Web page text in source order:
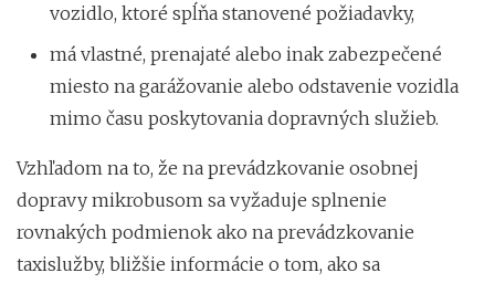
vozidlo, ktoré spĺňa stanovené požiadavky,
má vlastné, prenajaté alebo inak zabezpečené
miesto na garážovanie alebo odstavenie vozidla
mimo času poskytovania dopravných služieb.
Vzhľadom na to, že na prevádzkovanie osobnej
dopravy mikrobusom sa vyžaduje splnenie
rovnakých podmienok ako na prevádzkovanie
taxislužby, bližšie informácie o tom, ako sa